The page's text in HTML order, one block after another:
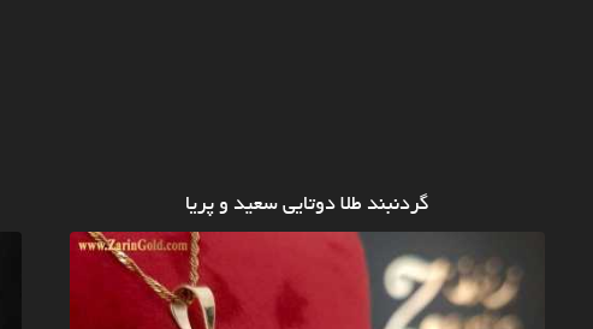
گردنبند طلا دوتایی سعید و پریا